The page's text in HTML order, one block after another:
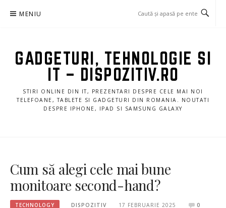
MENIU
GADGETURI, TEHNOLOGIE SI
IT – DISPOZITIV.RO
STIRI ONLINE DIN IT, PREZENTARI DESPRE CELE MAI NOI
TELEFOANE, TABLETE SI GADGETURI DIN ROMANIA. NOUTATI
DESPRE IPHONE, IPAD SI SAMSUNG GALAXY
Cum să alegi cele mai bune
monitoare second-hand?
TECHNOLOGY DISPOZITIV 17 FEBRUARIE 2025 0